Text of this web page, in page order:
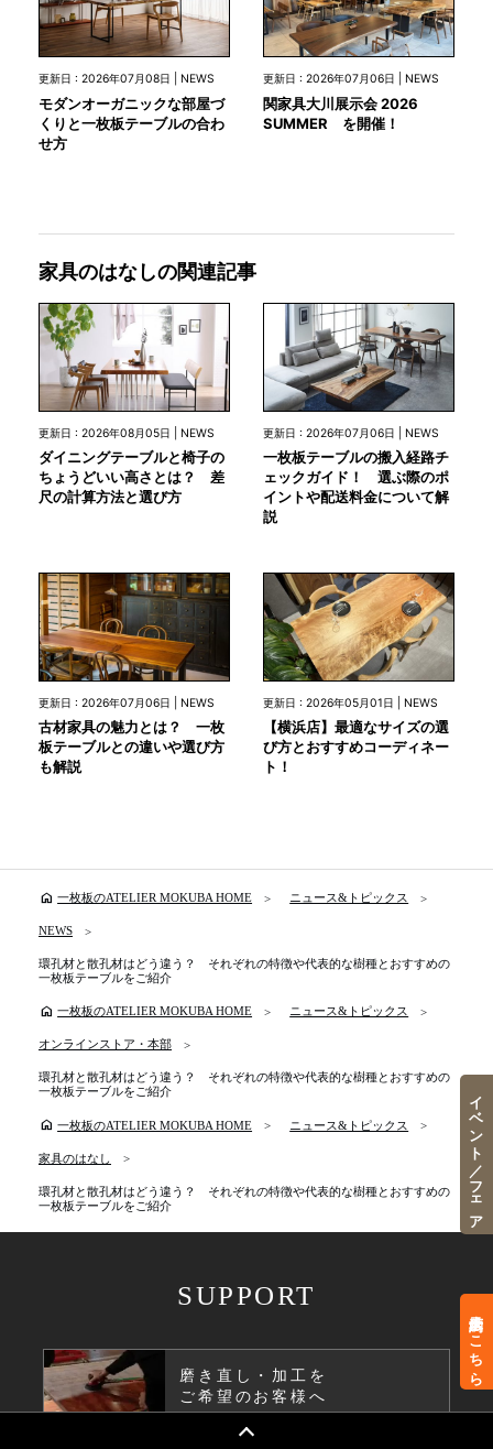
更新日 : 2026年07月08日 | NEWS
モダンオーガニックな部屋づ
くりと一枚板テーブルの合わ
せ方
更新日 : 2026年07月06日 | NEWS
関家具大川展示会 2026
SUMMER を開催！
家具のはなしの関連記事
更新日 : 2026年08月05日 | NEWS
ダイニングテーブルと椅子の
ちょうどいい高さとは？ 差
尺の計算方法と選び方
更新日 : 2026年07月06日 | NEWS
一枚板テーブルの搬入経路チ
ェックガイド！ 選ぶ際のポ
イントや配送料金について解
説
更新日 : 2026年07月06日 | NEWS
古材家具の魅力とは？ 一枚
板テーブルとの違いや選び方
も解説
更新日 : 2026年05月01日 | NEWS
【横浜店】最適なサイズの選
び方とおすすめコーディネー
ト！
home 一枚板のATELIER MOKUBA HOME ニュース&トピックス
NEWS
環孔材と散孔材はどう違う？ それぞれの特徴や代表的な樹種とおすすめの
一枚板テーブルをご紹介
home 一枚板のATELIER MOKUBA HOME ニュース&トピックス
オンラインストア・本部
環孔材と散孔材はどう違う？ それぞれの特徴や代表的な樹種とおすすめの
一枚板テーブルをご紹介
home 一枚板のATELIER MOKUBA HOME ニュース&トピックス
家具のはなし
環孔材と散孔材はどう違う？ それぞれの特徴や代表的な樹種とおすすめの
一枚板テーブルをご紹介
SUPPORT
磨き直し・加工を
ご希望のお客様へ
来店予約はこちら
イベント／フェア